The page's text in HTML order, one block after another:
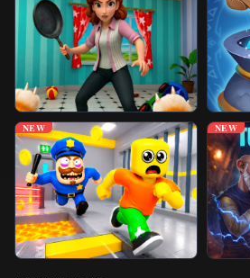
NEW NEW